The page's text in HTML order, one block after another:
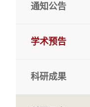
通知公告
学术预告
科研成果